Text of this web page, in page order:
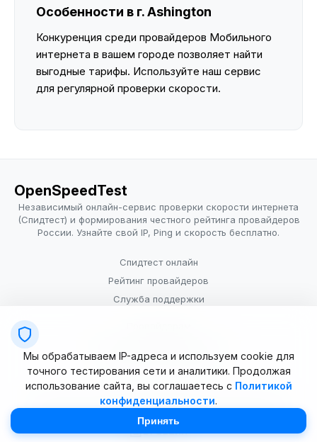
Особенности в г. Ashington
Конкуренция среди провайдеров Мобильного
интернета в вашем городе позволяет найти
выгодные тарифы. Используйте наш сервис
для регулярной проверки скорости.
OpenSpeedTest
Независимый онлайн-сервис проверки скорости интернета
(Спидтест) и формирования честного рейтинга провайдеров
России. Узнайте свой IP, Ping и скорость бесплатно.
Спидтест онлайн
Рейтинг провайдеров
Служба поддержки
Условия использования
© 2025–2026 OpenSpeedTest (ИП Долматова В.В.). Все права
Мы обрабатываем IP-адреса и используем cookie для
точного тестирования сети и аналитики. Продолжая
использование сайта, вы соглашаетесь с Политикой
конфиденциальности.
Принять